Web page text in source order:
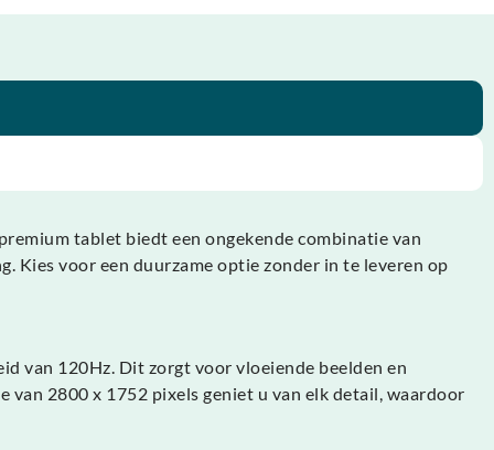
tablet biedt een ongekende combinatie van
Kies voor een duurzame optie zonder in te leveren op
van 120Hz. Dit zorgt voor vloeiende beelden en
van 2800 x 1752 pixels geniet u van elk detail, waardoor